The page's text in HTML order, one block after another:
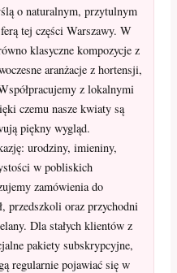
o naturalnym, przytulnym
tej części Warszawy. W
klasyczne kompozycje z
aranżacje z hortensji,
z lokalnymi
czemu nasze kwiaty są
piękny wygląd.
urodziny, imieniny,
w pobliskich
zamówienia do
przedszkoli oraz przychodni
Dla stałych klientów z
pakiety subskrypcyjne,
regularnie pojawiać się w